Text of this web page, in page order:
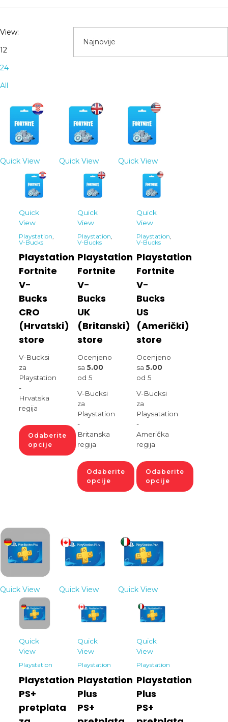
View:
12
24
All
Quick View
Quick
View
Playstation
V-Bucks
Playstation
Fortnite
V-
Bucks
CRO
(Hrvatski)
store
V-Bucksi
za
Playstation
-
Hrvatska
regija
Odaberite
opcije
Quick View
Quick
View
Playstation
V-Bucks
Playstation
Fortnite
V-
Bucks
UK
(Britanski)
store
Ocenjeno
sa5.00
od 5
V-Bucksi
za
Playstation
-
Britanska
regija
Odaberite
opcije
Quick View
Quick
View
Playstation
V-Bucks
Playstation
Fortnite
V-
Bucks
US
(Američki)
store
Ocenjeno
sa5.00
od 5
V-Bucksi
za
Playsatation
-
Američka
regija
Odaberite
opcije
Quick View
Quick
View
Playstation
Playstation
PS+
pretplata
Quick View
Quick
View
Playstation
Playstation
Plus
PS+
Quick View
Quick
View
Playstation
Playstation
Plus
PS+